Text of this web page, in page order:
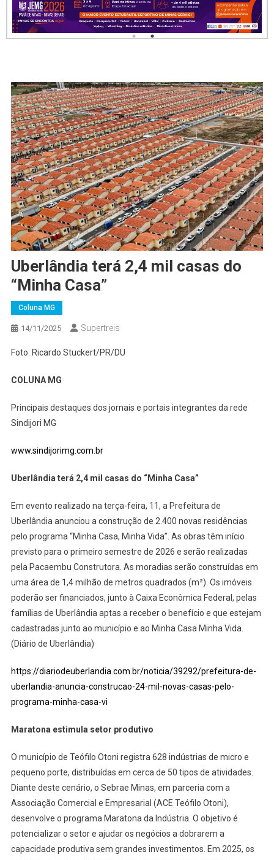
Uberlândia terá 2,4 mil casas do
“Minha Casa”
Coluna MG
14/11/2025 Supertreis
Foto: Ricardo Stuckert/PR/DU
COLUNA MG
Principais destaques dos jornais e portais integrantes da rede
Sindijori MG
www.sindijorimg.com.br
Uberlândia terá 2,4 mil casas do “Minha Casa”
Em evento realizado na terça-feira, 11, a Prefeitura de
Uberlândia anunciou a construção de 2.400 novas residências
pelo programa “Minha Casa, Minha Vida”. As obras têm início
previsto para o primeiro semestre de 2026 e serão realizadas
pela Pacaembu Construtora. As moradias serão construídas em
uma área de 1,4 milhão de metros quadrados (m²). Os imóveis
poderão ser financiados, junto à Caixa Econômica Federal, pelas
famílias de Uberlândia aptas a receber o benefício e que estejam
cadastradas junto ao município e ao Minha Casa Minha Vida.
(Diário de Uberlândia)
https://diariodeuberlandia.com.br/noticia/39292/prefeitura-de-
uberlandia-anuncia-construcao-24-mil-novas-casas-pelo-
programa-minha-casa-vi
Maratona estimula setor produtivo
O município de Teófilo Otoni registra 628 indústrias de micro e
pequeno porte, distribuídas em cerca de 50 tipos de atividades.
Diante deste cenário, o Sebrae Minas, em parceria com a
Associação Comercial e Empresarial (ACE Teófilo Otoni),
desenvolve o programa Maratona da Indústria. O objetivo é
potencializar o setor e ajudar os negócios a dobrarem a
capacidade produtiva sem grandes investimentos. Em 2025, os